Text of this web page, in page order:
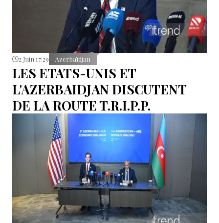
2 Juin 17:29 Azerbaïdjan
LES ETATS-UNIS ET
L'AZERBAIDJAN DISCUTENT
DE LA ROUTE T.R.I.P.P.